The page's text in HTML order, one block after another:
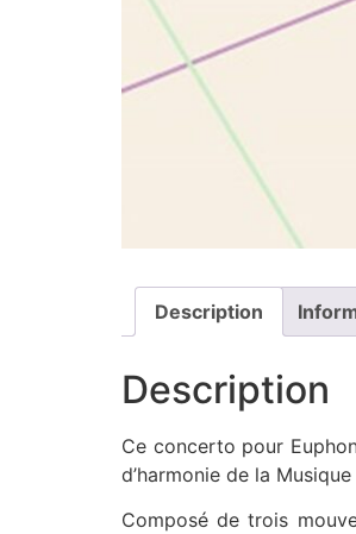
Description
Description
Ce concerto pour
d’harmonie de la
Composé de trois